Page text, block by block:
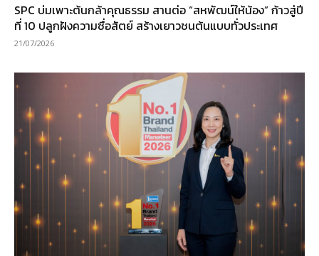
SPC บ่มเพาะต้นกล้าคุณธรรม สานต่อ “สหพัฒน์ให้น้อง” ก้าวสู่ปี
ที่ 10 ปลูกฝังความซื่อสัตย์ สร้างเยาวชนต้นแบบทั่วประเทศ
21/07/2026